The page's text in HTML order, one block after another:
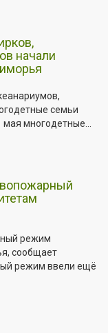
начали
семьи
многодетные...
режим
сообщает
режим ввели ещё